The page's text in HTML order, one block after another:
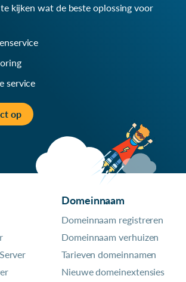
kijken wat de beste oplossing voor
service
op
Domeinnaam
Domeinnaam registreren
Domeinnaam verhuizen
Tarieven domeinnamen
Nieuwe domeinextensies